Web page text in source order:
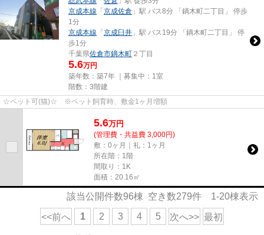
京成本線 「 京成佐倉 」駅 バス8分 「鏑木町二丁目」 停歩
1分
京成本線 「 京成臼井 」駅 バス19分 「鏑木町二丁目」 停
歩1分
千葉県佐倉市鏑木町 ２丁目
5.6万円
築年数：築7年 ｜募集中： 1室
階数：3階建
☆ペット可(猫)☆ ※ペット飼育時、敷金1ヶ月増額
5.6万円
(管理費・共益費 3,000円)
敷：0ヶ月｜礼：1ヶ月
所在階：1階
間取り：1K
面積：20.16㎡
該当公開件数96棟 空き数279件 1-20棟表示
<<前へ 1 2 3 4 5 次へ>> 最初